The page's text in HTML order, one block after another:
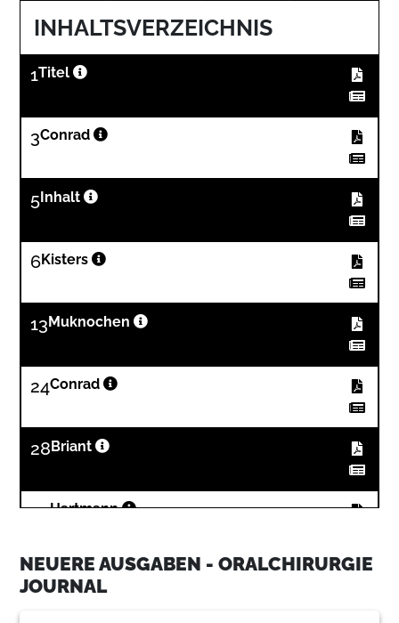
INHALTSVERZEICHNIS
1Titel
3Conrad
5 Inhalt
6Kisters
13 Muknochen
24Conrad
28 Briant
32Hartmann
38Clotten
NEUERE AUSGABEN - ORALCHIRURGIE
JOURNAL